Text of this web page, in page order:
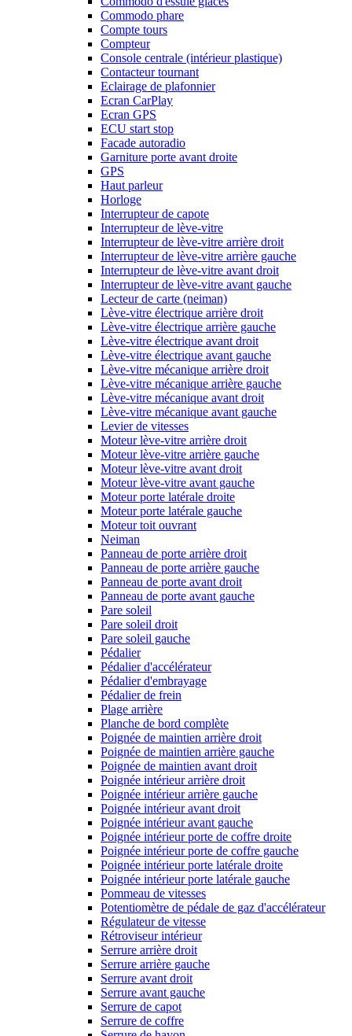
Commodo phare
Compte tours
Compteur
Console centrale (intérieur plastique)
Contacteur tournant
Eclairage de plafonnier
Ecran CarPlay
Ecran GPS
ECU start stop
Facade autoradio
Garniture porte avant droite
GPS
Haut parleur
Horloge
Interrupteur de capote
Interrupteur de lève-vitre
Interrupteur de lève-vitre arrière droit
Interrupteur de lève-vitre arrière gauche
Interrupteur de lève-vitre avant droit
Interrupteur de lève-vitre avant gauche
Lecteur de carte (neiman)
Lève-vitre électrique arrière droit
Lève-vitre électrique arrière gauche
Lève-vitre électrique avant droit
Lève-vitre électrique avant gauche
Lève-vitre mécanique arrière droit
Lève-vitre mécanique arrière gauche
Lève-vitre mécanique avant droit
Lève-vitre mécanique avant gauche
Levier de vitesses
Moteur lève-vitre arrière droit
Moteur lève-vitre arrière gauche
Moteur lève-vitre avant droit
Moteur lève-vitre avant gauche
Moteur porte latérale droite
Moteur porte latérale gauche
Moteur toit ouvrant
Neiman
Panneau de porte arrière droit
Panneau de porte arrière gauche
Panneau de porte avant droit
Panneau de porte avant gauche
Pare soleil
Pare soleil droit
Pare soleil gauche
Pédalier
Pédalier d'accélérateur
Pédalier d'embrayage
Pédalier de frein
Plage arrière
Planche de bord complète
Poignée de maintien arrière droit
Poignée de maintien arrière gauche
Poignée de maintien avant droit
Poignée intérieur arrière droit
Poignée intérieur arrière gauche
Poignée intérieur avant droit
Poignée intérieur avant gauche
Poignée intérieur porte de coffre droite
Poignée intérieur porte de coffre gauche
Poignée intérieur porte latérale droite
Poignée intérieur porte latérale gauche
Pommeau de vitesses
Potentiomètre de pédale de gaz d'accélérateur
Régulateur de vitesse
Rétroviseur intérieur
Serrure arrière droit
Serrure arrière gauche
Serrure avant droit
Serrure avant gauche
Serrure de capot
Serrure de coffre